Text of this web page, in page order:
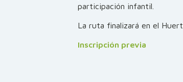
participación infantil.
La ruta finalizará en el
Inscripción previa